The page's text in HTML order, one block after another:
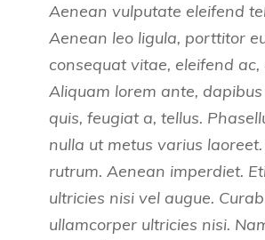
Aenean vulputate eleifend
Aenean leo ligula, porttitor
consequat vitae, eleifend ac,
Aliquam lorem ante,
quis, feugiat a, tellus.
nulla ut metus varius
rutrum. Aenean imperdiet.
ultricies nisi vel augue.
ullamcorper ultricies nisi.